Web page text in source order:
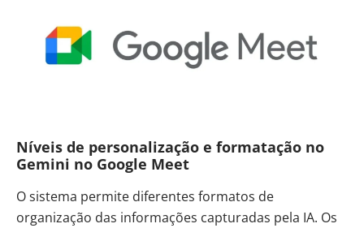
Níveis de personalização e formatação no
Gemini no Google Meet
O sistema permite diferentes formatos de
organização das informações capturadas pela IA. Os